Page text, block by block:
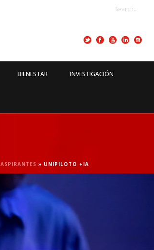
BIENESTAR INVESTIGACIÓN
ASPIRANTES » UNIPILOTO +IA